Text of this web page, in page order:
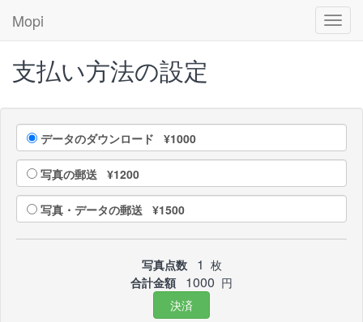
Mopi
支払い方法の設定
データのダウンロード ¥1000
写真の郵送 ¥1200
写真・データの郵送 ¥1500
写真点数 1 枚
合計金額
1000 円
決済